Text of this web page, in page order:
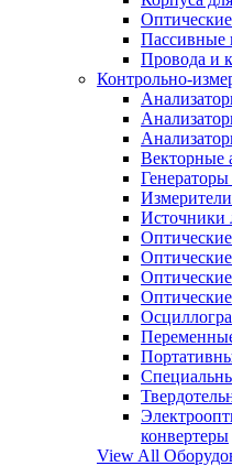
Пассивные
Провода и
Контрольно-
Векторные
Источники
конвертеры
View All